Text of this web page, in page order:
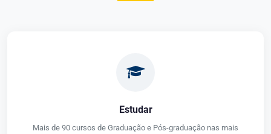
Estudar
Mais de 90 cursos de Graduação e Pós-graduação nas mais